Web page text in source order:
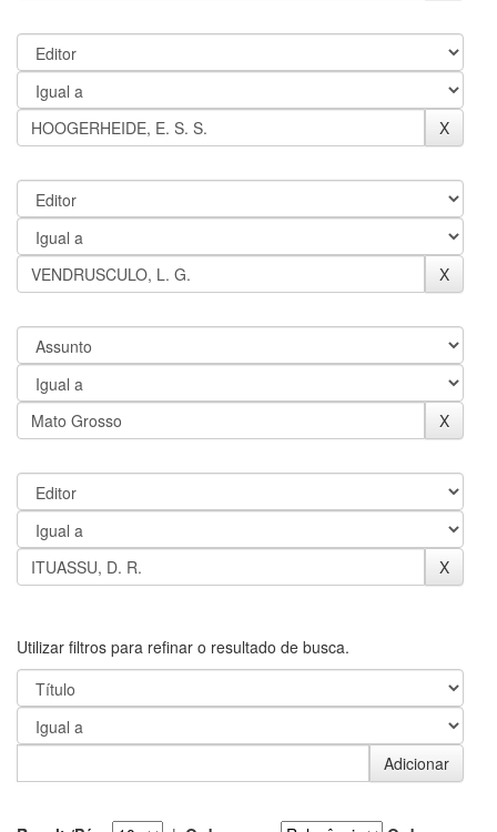
Utilizar filtros para refinar o resultado de busca.